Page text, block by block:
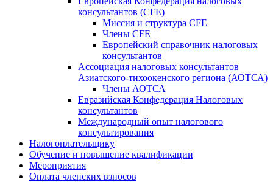
консультантов (CFE)
Миссия и структура CFE
Члены CFE
Европейский справочник налоговых
консультантов
Ассоциация налоговых консультантов
Азиатского-тихоокенского региона (АОТСА)
Члены АОТСА
Евразийская Конфедерация Налоговых
консультантов
Международный опыт налогового
консультирования
Налогоплательщику
Обучение и повышение квалификации
Мероприятия
Оплата членских взносов